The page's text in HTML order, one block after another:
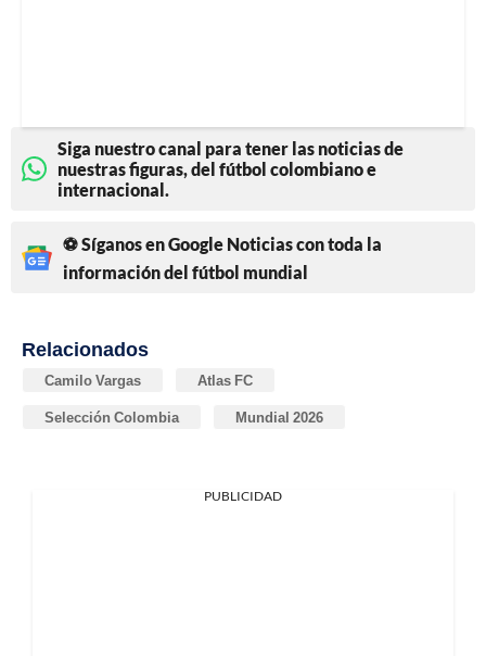
Siga nuestro canal para tener las noticias de
nuestras figuras, del fútbol colombiano e
internacional.
⚽ Síganos en Google Noticias con toda la
información del fútbol mundial
Relacionados
Camilo Vargas Atlas FC
Selección Colombia Mundial 2026
PUBLICIDAD